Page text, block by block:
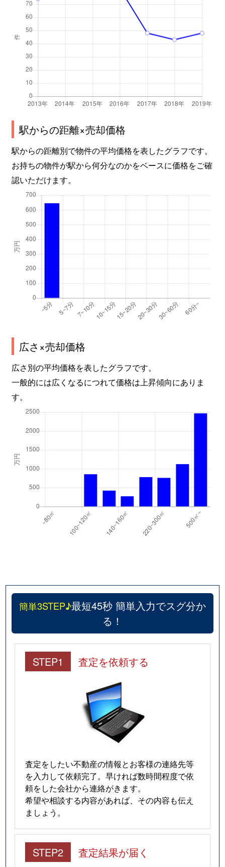
駅からの距離×売却価格
駅からの距離別で物件の平均価格を表したグラフです。
お持ちの物件が駅から何分なのかをベースに価格をご確
認いただけます。
広さ×売却価格
広さ別の平均価格を表したグラフです。
一般的には広くなるにつれて価格は上昇傾向にありま
す。
簡単3STEP♪最短45秒 簡単入力でスグ分か
る！
STEP1 査定を依頼する
査定をしたい不動産の情報とお客様の連絡先等
を入力して依頼完了。早ければ数時間程度で依
頼をした会社から連絡がきます。
希望や相談する内容があれば、その内容も伝え
ましょう。
STEP2 査定結果が届く